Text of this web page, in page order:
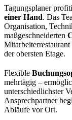
Tagungsplaner
einer Hand. Das
Organisation,
maßgeschneiderten
der obersten Etage.
Flexible
mehrtägig –
unterschiedlichster
Ansprechpartner
Abläufe vor Ort.